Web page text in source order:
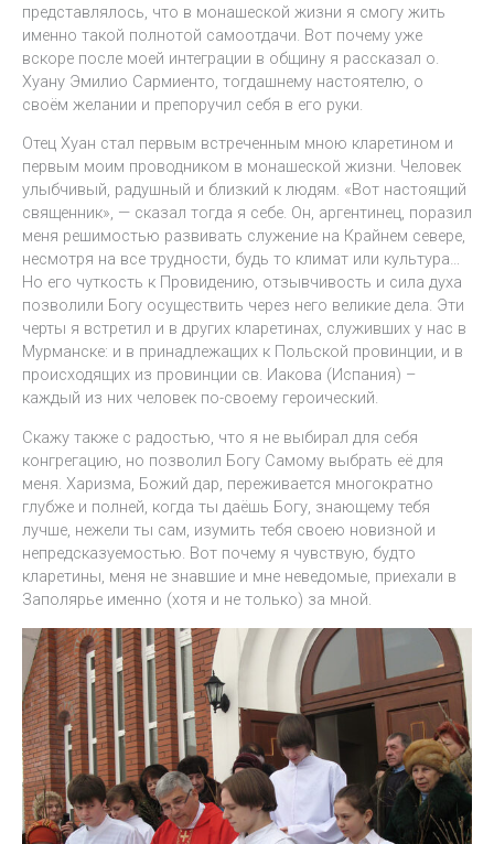
представлялось, что в монашеской жизни я смогу жить
именно такой полнотой самоотдачи. Вот почему уже
вскоре после моей интеграции в общину я рассказал о.
Хуану Эмилио Сармиенто, тогдашнему настоятелю, о
своём желании и препоручил себя в его руки.
Отец Хуан стал первым встреченным мною кларетином и
первым моим проводником в монашеской жизни. Человек
улыбчивый, радушный и близкий к людям. «Вот настоящий
священник», — сказал тогда я себе. Он, аргентинец, поразил
меня решимостью развивать служение на Крайнем севере,
несмотря на все трудности, будь то климат или культура…
Но его чуткость к Провидению, отзывчивость и сила духа
позволили Богу осуществить через него великие дела. Эти
черты я встретил и в других кларетинах, служивших у нас в
Мурманске: и в принадлежащих к Польской провинции, и в
происходящих из провинции св. Иакова (Испания) –
каждый из них человек по-своему героический.
Скажу также с радостью, что я не выбирал для себя
конгрегацию, но позволил Богу Самому выбрать её для
меня. Харизма, Божий дар, переживается многократно
глубже и полней, когда ты даёшь Богу, знающему тебя
лучше, нежели ты сам, изумить тебя своею новизной и
непредсказуемостью. Вот почему я чувствую, будто
кларетины, меня не знавшие и мне неведомые, приехали в
Заполярье именно (хотя и не только) за мной.